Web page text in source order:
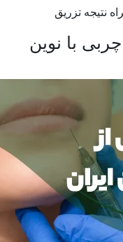
نتیجه تزریق
با نوین